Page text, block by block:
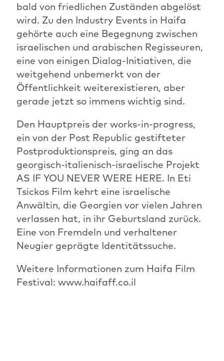
bald von friedlichen Zuständen abgelöst
wird. Zu den Industry Events in Haifa
gehörte auch eine Begegnung zwischen
israelischen und arabischen Regisseuren,
eine von einigen Dialog-Initiativen, die
weitgehend unbemerkt von der
Öffentlichkeit weiterexistieren, aber
gerade jetzt so immens wichtig sind.
Den Hauptpreis der works-in-progress,
ein von der Post Republic gestifteter
Postproduktionspreis, ging an das
georgisch-italienisch-israelische Projekt
AS IF YOU NEVER WERE HERE. In Eti
Tsickos Film kehrt eine israelische
Anwältin, die Georgien vor vielen Jahren
verlassen hat, in ihr Geburtsland zurück.
Eine von Fremdeln und verhaltener
Neugier geprägte Identitätssuche.
Weitere Informationen zum Haifa Film
Festival: www.haifaff.co.il